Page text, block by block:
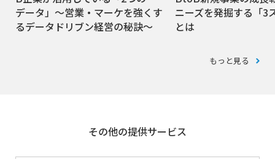
データ」～営業・マーケを強くす
るデータドリブン経営の秘訣～
ニーズを発掘する「3
とは
もっと見る
その他の提供サービス